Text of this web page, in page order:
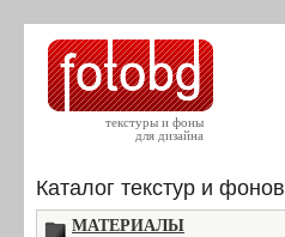
текстуры и фоны
для дизайна
Каталог текстур и фонов
МАТЕРИАЛЫ